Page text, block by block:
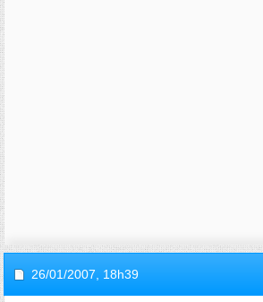
26/01/2007, 18h39